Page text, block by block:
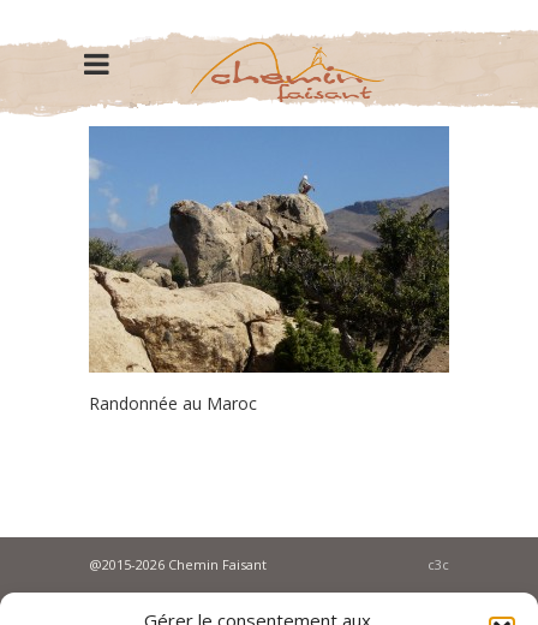
Gérer le consentement aux
Randonnée au Maroc
@2015-2026 Chemin Faisant c3c